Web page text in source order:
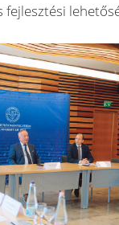
fejlesztési